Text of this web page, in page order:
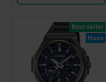
Best-seller
Novo